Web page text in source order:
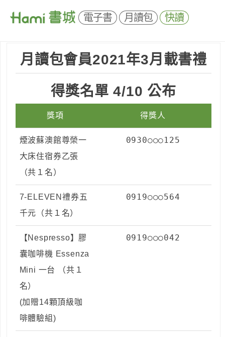
電子書 月讀包 快讀
月讀包會員2021年3月載書禮
得獎名單 4/10 公布
獎項 得獎人
煙波蘇澳館尊榮一
大床住宿券乙張
（共１名）
0930○○○125
7-ELEVEN禮券五
千元（共１名）
0919○○○564
【Nespresso】膠
囊咖啡機 Essenza
Mini 一台 （共１
名）
(加贈14顆頂級咖
啡體驗組)
0919○○○042